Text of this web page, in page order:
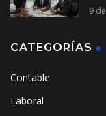
9
CATEGORÍAS
Contable
Laboral